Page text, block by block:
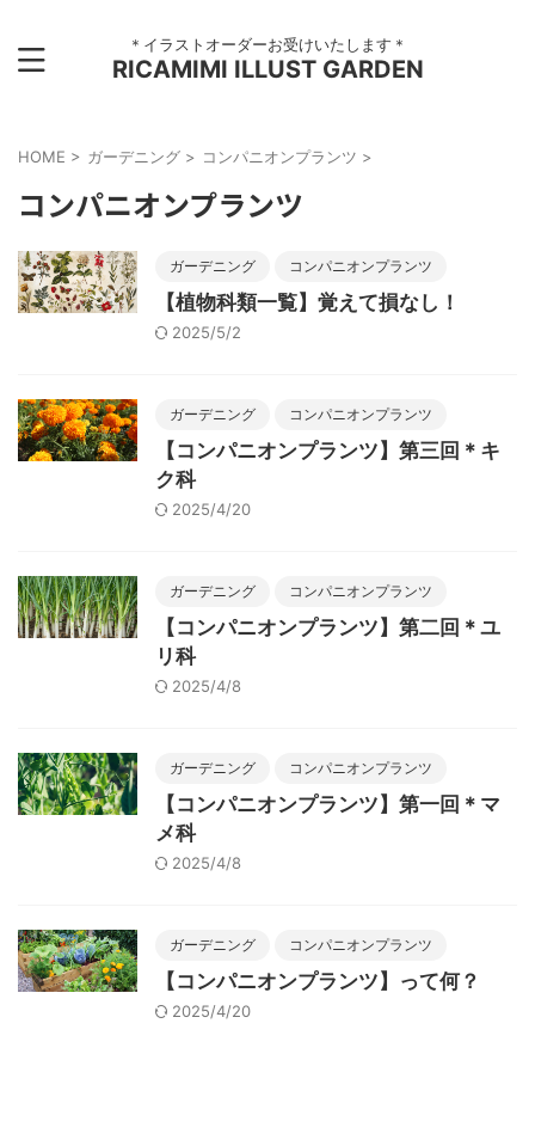
＊イラストオーダーお受けいたします＊
RICAMIMI ILLUST GARDEN
HOME > ガーデニング > コンパニオンプランツ >
コンパニオンプランツ
ガーデニング コンパニオンプランツ
【植物科類一覧】覚えて損なし！
2025/5/2
ガーデニング コンパニオンプランツ
【コンパニオンプランツ】第三回＊キ
ク科
2025/4/20
ガーデニング コンパニオンプランツ
【コンパニオンプランツ】第二回＊ユ
リ科
2025/4/8
ガーデニング コンパニオンプランツ
【コンパニオンプランツ】第一回＊マ
メ科
2025/4/8
ガーデニング コンパニオンプランツ
【コンパニオンプランツ】って何？
2025/4/20